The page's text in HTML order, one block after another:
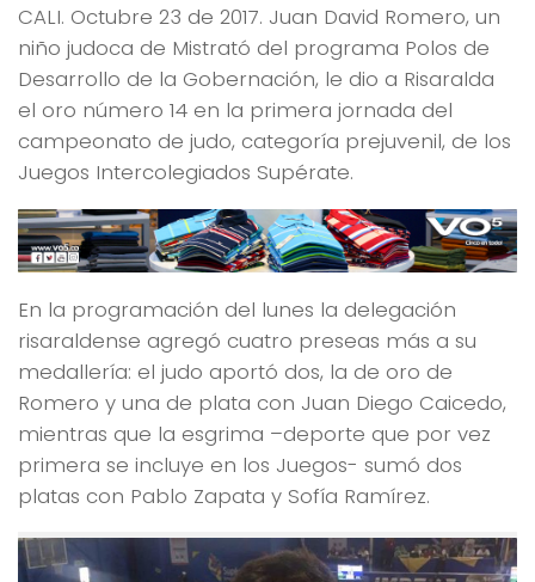
CALI. Octubre 23 de 2017. Juan David Romero, un
niño judoca de Mistrató del programa Polos de
Desarrollo de la Gobernación, le dio a Risaralda
el oro número 14 en la primera jornada del
campeonato de judo, categoría prejuvenil, de los
Juegos Intercolegiados Supérate.
En la programación del lunes la delegación
risaraldense agregó cuatro preseas más a su
medallería: el judo aportó dos, la de oro de
Romero y una de plata con Juan Diego Caicedo,
mientras que la esgrima –deporte que por vez
primera se incluye en los Juegos- sumó dos
platas con Pablo Zapata y Sofía Ramírez.